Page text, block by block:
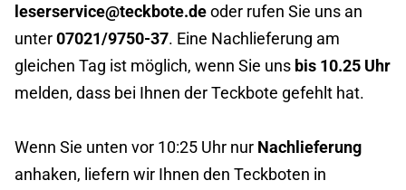
leserservice@teckbote.deoder rufen Sie uns an
unter07021/9750-37. Eine Nachlieferung am
gleichen Tag ist möglich, wenn Sie uns bis 10.25 Uhr
melden, dass bei Ihnen der Teckbote gefehlt hat.
Wenn Sie unten vor 10:25 Uhr nur Nachlieferung
anhaken, liefern wir Ihnen den Teckboten in